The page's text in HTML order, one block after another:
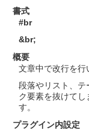
書式
#br
&br;
概要
文章中で改行を行
段落やリスト、テ
ク要素を抜けてし
す。
プラグイン内設定